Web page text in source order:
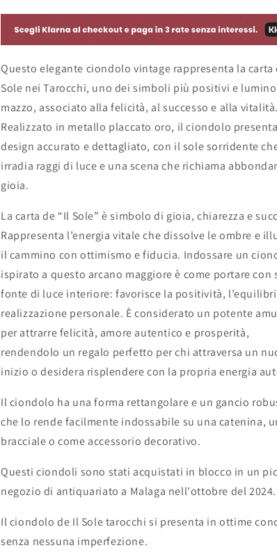
in
metallo
placcato
-
Spagna
in
metallo
placcato
-
Spagna
2000
Questo elegante ciondolo vintage rappresenta la carta
Sole nei Tarocchi, uno dei simboli più positivi e
mazzo, associato alla felicità, al successo e alla vitalità.
Realizzato in metallo placcato oro, il ciondolo
design accurato e dettagliato, con il sole sorridente
irradia raggi di luce e una scena che richiama
gioia.
La carta de “Il Sole” è simbolo di gioia, chiarezza e
Rappresenta l’energia vitale che dissolve le ombre e
il cammino con ottimismo e fiducia. Indossare un
ispirato a questo arcano maggiore è come portare con
fonte di luce interiore: favorisce la positività,
realizzazione personale. È considerato un potente
per attrarre felicità, amore autentico e prosperità,
rendendolo un regalo perfetto per chi attraversa un
inizio o desidera risplendere con la propria energia
Il ciondolo ha una forma rettangolare e un gancio
che lo rende facilmente indossabile su una catenina,
bracciale o come accessorio decorativo.
Questi ciondoli sono stati acquistati in blocco in un
negozio di antiquariato a Malaga nell'ottobre del 2024.
Il ciondolo de Il Sole tarocchi si presenta in ottime
senza nessuna imperfezione.